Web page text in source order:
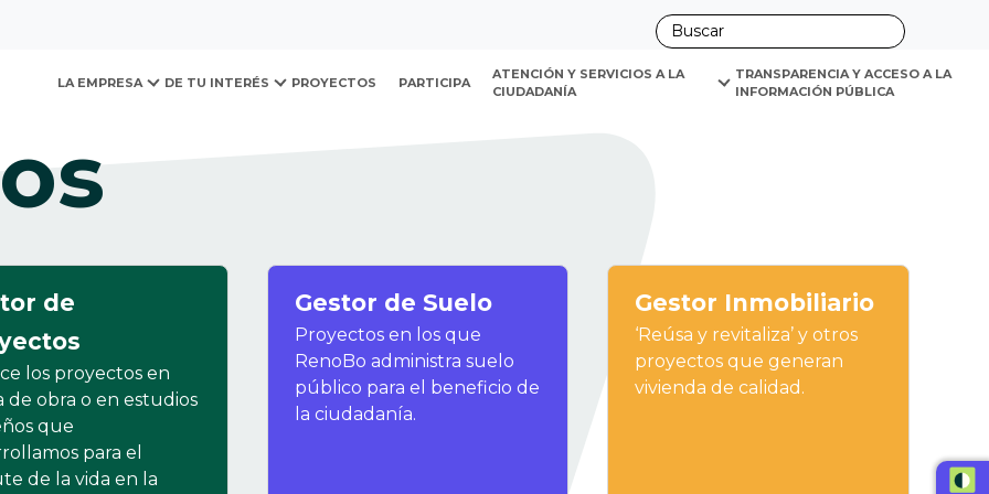
y Desarrollo Urbano
LA EMPRESA DE TU INTERÉS PROYECTOS PARTICIPA
ATENCIÓN Y SERVICIOS A LA
CIUDADANÍA
TRANSPARENCIA Y ACCESO A LA
INFORMACIÓN PÚBLICA
de
los proyectos en
de obra o en estudios
que
para el
de la vida en la
Gestor de Suelo
Proyectos en los que
RenoBo administra suelo
público para el beneficio de
la ciudadanía.
Gestor Inmobiliario
‘Reúsa y revitaliza’ y otros
proyectos que generan
vivienda de calidad.